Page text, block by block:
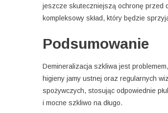
jeszcze skuteczniejszą ochronę przed
kompleksowy skład, który będzie
Podsumowanie
Demineralizacja szkliwa jest
higieny jamy ustnej oraz regularnych
spożywczych, stosując odpowiednie
i mocne szkliwo na długo.